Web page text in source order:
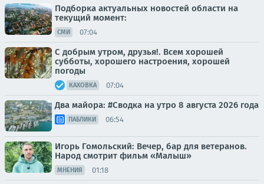
Подборка актуальных новостей области на
текущий момент:
СМИ 07:04
С добрым утром, друзья!. Всем хорошей
субботы, хорошего настроения, хорошей
погоды
КАХОВКА 07:04
Два майора: #Сводка на утро 8 августа 2026 года
ПАБЛИКИ 06:54
Игорь Гомольский: Вечер, бар для ветеранов.
Народ смотрит фильм «Малыш»
МНЕНИЯ 01:18